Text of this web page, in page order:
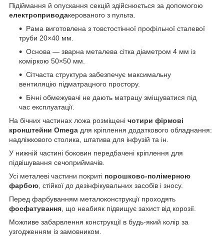
Підіймання й опускання секцій здійснюється за допомогою
електроприводакерованого з пульта.
Рама виготовлена з товстостінної профільної сталевої
труби 20×40 мм.
Основа — зварна металева сітка діаметром 4 мм із
коміркою 50×50 мм.
Сітчаста структура забезпечує максимальну
вентиляцію підматрацного простору.
Бічні обмежувачі не дають матрацу зміщуватися під
час експлуатації.
На бічних частинах ложа розміщені чотири фірмові
кронштейни Omega для кріплення додаткового обладнання:
надліжкового столика, штатива для інфузій та ін.
У нижній частині боковин передбачені кріплення для
підвішування сечоприймачів.
Усі металеві частини покриті порошково-полімерною
фарбою , стійкої до дезінфікувальних засобів і зносу.
Перед фарбуванням металоконструкції проходять
фосфатування , що неабияк підвищує захист від корозії.
Можливе забарвлення конструкції в будь-який колір за
узгодженням із замовником.